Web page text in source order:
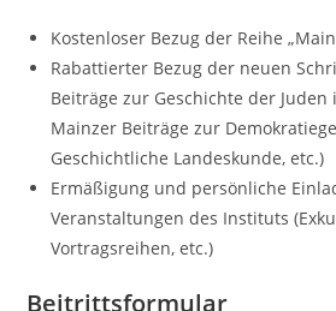
Kostenloser Bezug der Reihe
Rabattierter Bezug der neuen
Beiträge zur Geschichte der Juden
Mainzer Beiträge zur
Geschichtliche Landeskunde, etc.)
Ermäßigung und persönliche
Veranstaltungen des Instituts
Vortragsreihen, etc.)
Beitrittsformular